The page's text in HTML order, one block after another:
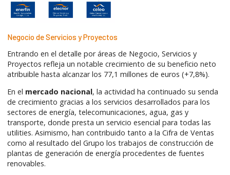
Negocio de Servicios y Proyectos
Entrando en el detalle por áreas de Negocio, Servicios y
Proyectos refleja un notable crecimiento de su beneficio neto
atribuible hasta alcanzar los 77,1 millones de euros (+7,8%).
En el mercado nacional, la actividad ha continuado su senda
de crecimiento gracias a los servicios desarrollados para los
sectores de energía, telecomunicaciones, agua, gas y
transporte, donde presta un servicio esencial para todas las
utilities. Asimismo, han contribuido tanto a la Cifra de Ventas
como al resultado del Grupo los trabajos de construcción de
plantas de generación de energía procedentes de fuentes
renovables.